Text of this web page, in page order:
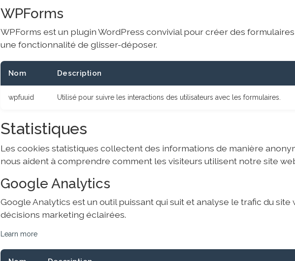
WPForms
WPForms est un plugin WordPress convivial pour créer des
une fonctionnalité de glisser-déposer.
Nom Description
wpfuuid Utilisé pour suivre les interactions des utilisateurs avec les formulaires.
Statistiques
Les cookies statistiques collectent des informations de manière
nous aident à comprendre comment les visiteurs utilisent notre site
Google Analytics
Google Analytics est un outil puissant qui suit et analyse le trafic du site
décisions marketing éclairées.
Learn more